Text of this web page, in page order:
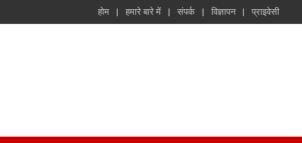
होम हमारे बारे में संपर्क विज्ञापन प्राइवेसी